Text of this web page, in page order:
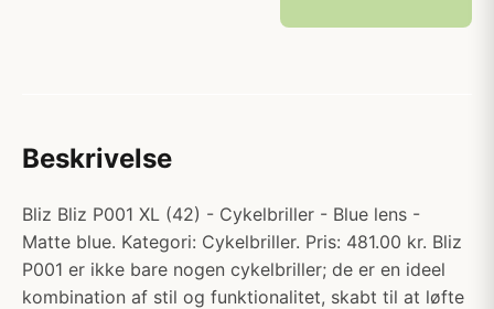
Beskrivelse
Bliz Bliz P001 XL (42) - Cykelbriller - Blue lens -
Matte blue. Kategori: Cykelbriller. Pris: 481.00 kr. Bliz
P001 er ikke bare nogen cykelbriller; de er en ideel
kombination af stil og funktionalitet, skabt til at løfte